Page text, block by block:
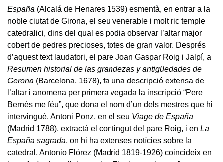
España (Alcalá de Henares 1539) esmentà, en entrar a la
noble ciutat de Girona, el seu venerable i molt ric temple
catedralici, dins del qual es podia observar l’altar major
cobert de pedres precioses, totes de gran valor. Després
d’aquest text laudatori, el pare Joan Gaspar Roig i Jalpí, a
Resumen historial de las grandezas y antigüedades de
Gerona (Barcelona, 1678), fa una descripció extensa de
l’altar i anomena per primera vegada la inscripció “Pere
Bernés me féu”, que dona el nom d’un dels mestres que hi
intervingué. Antoni Ponz, en el seu Viage de España
(Madrid 1788), extractà el contingut del pare Roig, i en La
España sagrada, on hi ha extenses notícies sobre la
catedral, Antonio Flórez (Madrid 1819-1926) coincideix en